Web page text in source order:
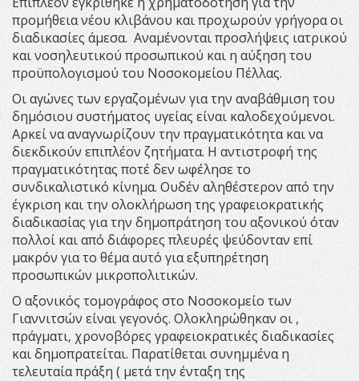
προμήθεια νέου κλιβάνου και προχωρούν γρήγορα οι
διαδικασίες άμεσα. Αναμένονται προσλήψεις ιατρικού
και νοσηλευτικού προσωπικού και η αύξηση του
προϋπολογισμού του Νοσοκομείου Πέλλας.
Οι αγώνες των εργαζομένων για την αναβάθμιση του
δημόσιου συστήματος υγείας είναι καλοδεχούμενοι.
Αρκεί να αναγνωρίζουν την πραγματικότητα και να
διεκδικούν επιπλέον ζητήματα. Η αντιστροφή της
πραγματικότητας ποτέ δεν ωφέλησε το
συνδικαλιστικό κίνημα. Ουδέν αληθέστερον από την
έγκριση και την ολοκλήρωση της γραφειοκρατικής
διαδικασίας για την δημοπράτηση του αξονικού όταν
πολλοί και από διάφορες πλευρές ψεύδονταν επί
μακρόν για το θέμα αυτό για εξυπηρέτηση
προσωπικών μικροπολιτικών.
Ο αξονικός τομογράφος στο Νοσοκομείο των
Γιαννιτσών είναι γεγονός. Ολοκληρώθηκαν οι ,
πράγματι, χρονοβόρες γραφειοκρατικές διαδικασίες
και δημοπρατείται. Παρατίθεται συνημμένα η
τελευταία πράξη ( μετά την ένταξη της